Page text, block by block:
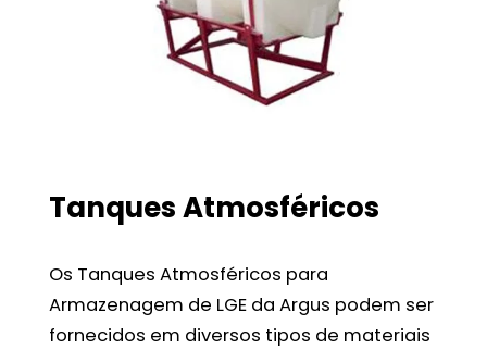
Tanques Atmosféricos
Os Tanques Atmosféricos para
Armazenagem de LGE da Argus podem ser
fornecidos em diversos tipos de materiais